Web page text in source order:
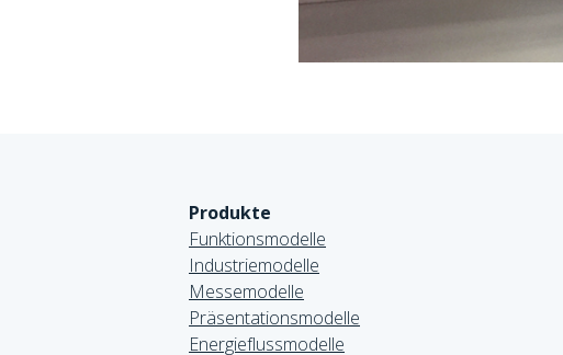
Produkte
Funktionsmodelle
Industriemodelle
Messemodelle
Präsentationsmodelle
Energieflussmodelle